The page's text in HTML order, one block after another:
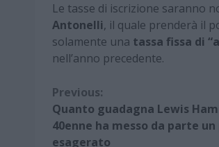
Le tasse di iscrizione saranno
Antonelli, il quale prenderà il
solamente una tassa fissa di
nell’anno precedente.
Continue
Reading
Previous:
Quanto guadagna Lewis
40enne ha messo da parte
esagerato